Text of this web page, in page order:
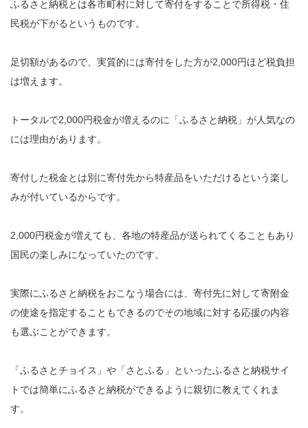
ふるさと納税とは各市町村に対して寄付をすることで所得税・住
民税が下がるというものです。
足切額があるので、実質的には寄付をした方が2,000円ほど税負担
は増えます。
トータルで2,000円税金が増えるのに「ふるさと納税」が人気なの
には理由があります。
寄付した税金とは別に寄付先から特産品をいただけるという楽し
みが付いているからです。
2,000円税金が増えても、各地の特産品が送られてくることもあり
国民の楽しみになっていたのです。
実際にふるさと納税をおこなう場合には、寄付先に対して寄附金
の使途を指定することもできるのでその地域に対する応援の内容
も選ぶことができます。
「ふるさとチョイス」や「さとふる」といったふるさと納税サイ
トでは簡単にふるさと納税ができるように親切に教えてくれま
す。